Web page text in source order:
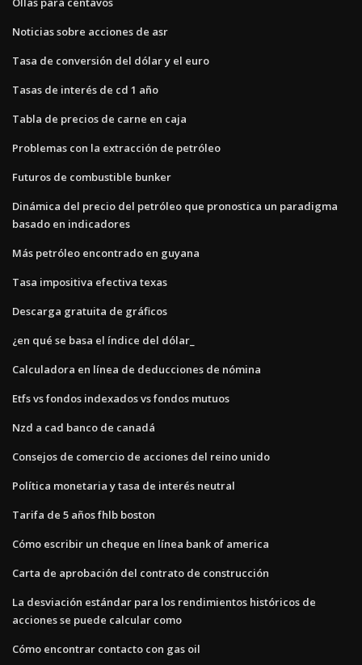
Noticias sobre acciones de asr
Tasa de conversión del dólar y el euro
Tasas de interés de cd 1 año
Tabla de precios de carne en caja
Problemas con la extracción de petróleo
Futuros de combustible bunker
Dinámica del precio del petróleo que pronostica un paradigma
basado en indicadores
Más petróleo encontrado en guyana
Tasa impositiva efectiva texas
Descarga gratuita de gráficos
¿en qué se basa el índice del dólar_
Calculadora en línea de deducciones de nómina
Etfs vs fondos indexados vs fondos mutuos
Nzd a cad banco de canadá
Consejos de comercio de acciones del reino unido
Política monetaria y tasa de interés neutral
Tarifa de 5 años fhlb boston
Cómo escribir un cheque en línea bank of america
Carta de aprobación del contrato de construcción
La desviación estándar para los rendimientos históricos de
acciones se puede calcular como
Cómo encontrar contacto con gas oil